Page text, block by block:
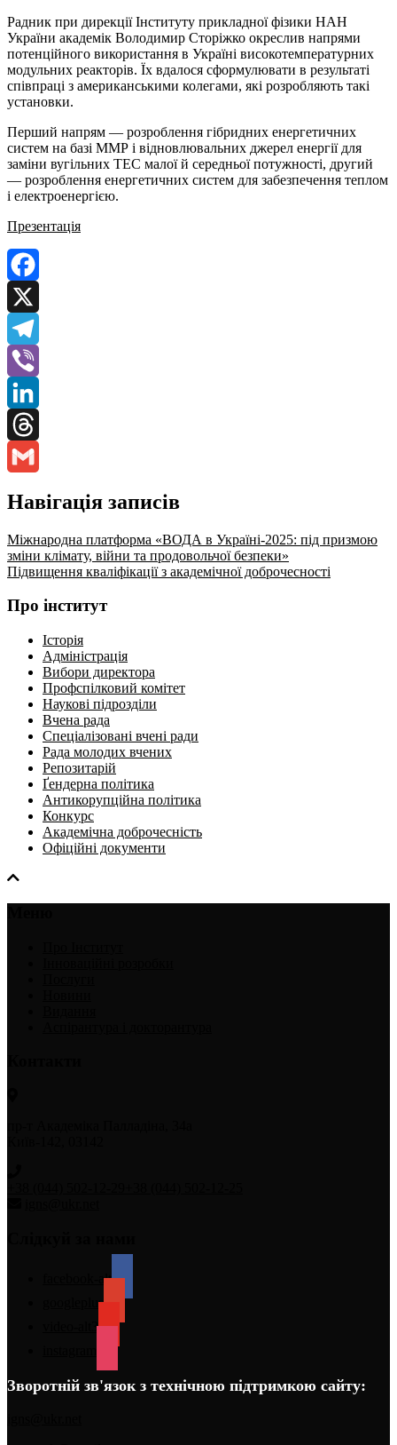
Радник при дирекції Інституту прикладної фізики НАН
України академік Володимир Сторіжко окреслив напрями
потенційного використання в Україні високотемпературних
модульних реакторів. Їх вдалося сформулювати в результаті
співпраці з американськими колегами, які розробляють такі
установки.
Перший напрям — розроблення гібридних енергетичних
систем на базі ММР і відновлювальних джерел енергії для
заміни вугільних ТЕС малої й середньої потужності, другий
— розроблення енергетичних систем для забезпечення теплом
і електроенергією.
Презентація
Facebook
X
Telegram
Viber
LinkedIn
Threads
Навігація записів
Міжнародна платформа «ВОДА в Україні-2025: під призмою
зміни клімату, війни та продовольчої безпеки»
Підвищення кваліфікації з академічної доброчесності
Про інститут
Історія
Адміністрація
Вибори директора
Профспілковий комітет
Наукові підрозділи
Вчена рада
Спеціалізовані вчені ради
Рада молодих вчених
Репозитарій
Ґендерна політика
Антикорупційна політика
Конкурс
Академічна доброчесність
Офіційні документи
facebook-alt
googleplus
video-alt3
Зворотній зв'язок з технічною підтримкою сайту: